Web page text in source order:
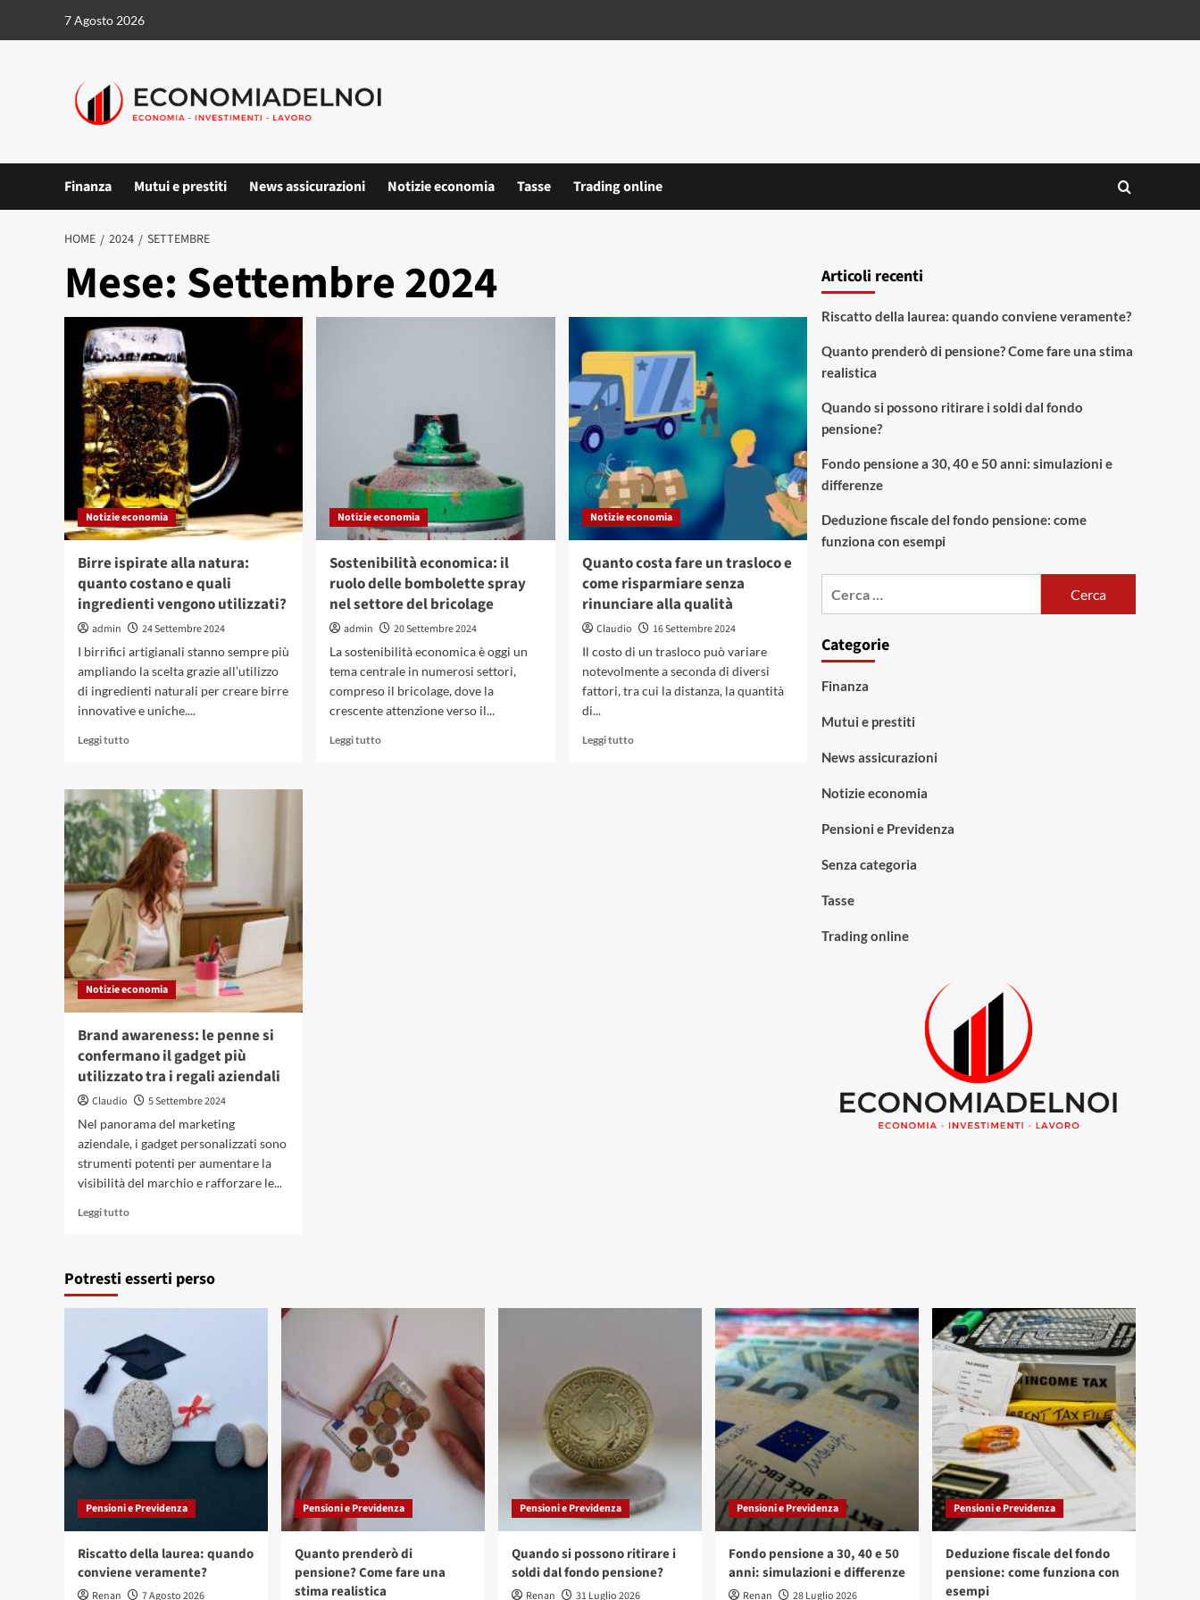
7 Agosto 2026
Finanza Mutui e prestiti News assicurazioni Notizie economia Tasse Trading online
HOME 2024 SETTEMBRE
Mese: Settembre 2024
Notizie economia
Birre ispirate alla natura:
quanto costano e quali
ingredienti vengono utilizzati?
admin
24 Settembre 2024
I birrifici artigianali stanno sempre più
ampliando la scelta grazie all’utilizzo
di ingredienti naturali per creare birre
innovative e uniche....
Leggi tuttoLeggi
su
Birre
ispirate
alla
natura:
quanto
costano
e
quali
ingredienti
vengono
utilizzati?
Notizie economia
Sostenibilità economica: il
ruolo delle bombolette spray
nel settore del bricolage
admin
20 Settembre 2024
La sostenibilità economica è oggi un
tema centrale in numerosi settori,
compreso il bricolage, dove la
crescente attenzione verso il...
Leggi tuttoLeggi
Notizie economia
Quanto costa fare un trasloco e
come risparmiare senza
rinunciare alla qualità
Claudio
16 Settembre 2024
Il costo di un trasloco può variare
notevolmente a seconda di diversi
fattori, tra cui la distanza, la quantità
di...
Leggi tuttoLeggi
Notizie economia
Brand awareness: le penne si
confermano il gadget più
utilizzato tra i regali aziendali
Claudio
5 Settembre 2024
Nel panorama del marketing
aziendale, i gadget personalizzati sono
strumenti potenti per aumentare la
visibilità del marchio e rafforzare le...
Leggi tuttoLeggi
Brand
le
si
confermano
il
gadget
più
utilizzato
tra
i
aziendali
Articoli recenti
Riscatto della laurea: quando conviene veramente?
Quanto prenderò di pensione? Come fare una stima
realistica
Quando si possono ritirare i soldi dal fondo
pensione?
Fondo pensione a 30, 40 e 50 anni: simulazioni e
differenze
Deduzione fiscale del fondo pensione: come
funziona con esempi
Categorie
Finanza
Mutui e prestiti
News assicurazioni
Notizie economia
Pensioni e Previdenza
Senza categoria
Tasse
Trading online
Potresti esserti perso
Pensioni e Previdenza
Riscatto della laurea: quando
conviene veramente?
Renan 7 Agosto 2026
Pensioni e Previdenza
Quanto prenderò di
pensione? Come fare una
stima realistica
Pensioni e Previdenza
Quando si possono ritirare i
soldi dal fondo pensione?
Renan 31 Luglio 2026
Pensioni e Previdenza
Fondo pensione a 30, 40 e 50
anni: simulazioni e differenze
Renan 28 Luglio 2026
Pensioni e Previdenza
Deduzione fiscale del fondo
pensione: come funziona con
esempi